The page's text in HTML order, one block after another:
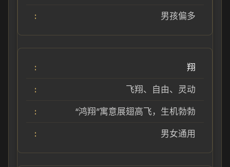
男孩偏多
翔
飞翔、自由、灵动
“鸿翔”寓意展翅高飞，生机勃勃
男女通用